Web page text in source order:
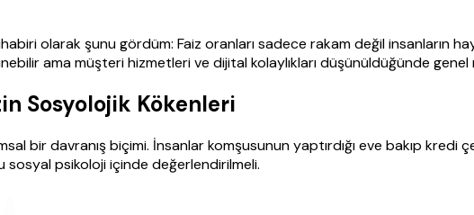
olarak şunu gördüm: Faiz oranları sadece rakam değil insanların
ama müşteri hizmetleri ve dijital kolaylıkları düşünüldüğünde
Sosyolojik Kökenleri
bir davranış biçimi. İnsanlar komşusunun yaptırdığı eve bakıp
sosyal psikoloji içinde değerlendirilmeli.